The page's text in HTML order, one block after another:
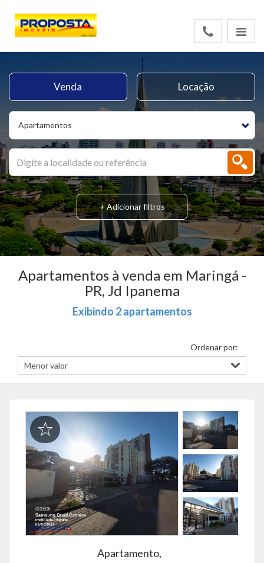
Apartamentos
Venda Locação
+ Adicionar filtros
Apartamentos à venda em Maringá -
PR, Jd Ipanema
Exibindo 2 apartamentos
Ordenar por:
Apartamento,